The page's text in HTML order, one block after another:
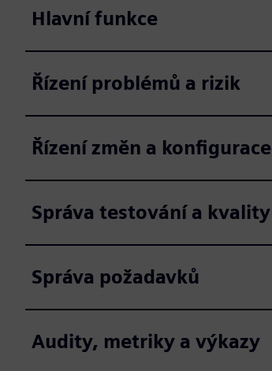
Hlavní funkce
Řízení problémů a rizik
Řízení změn a konfigurace
Správa testování a kvality
Správa požadavků
Audity, metriky a výkazy